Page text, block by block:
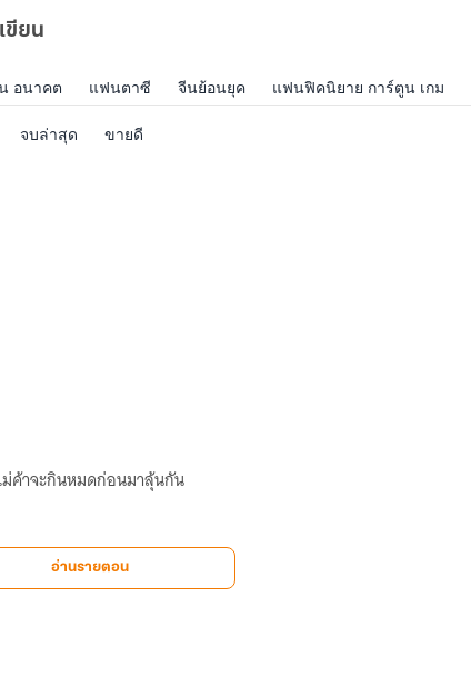
ขียน
อนาคต แฟนตาซี จีนย้อนยุค แฟนฟิคนิยาย การ์ตูน เกม
จบล่าสุด ขายดี
ค้าจะกินหมดก่อนมาลุ้นกัน
อ่านรายตอน